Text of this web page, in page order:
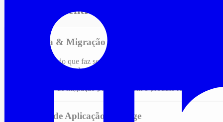
O que posso entregar
Arquitetura & Migração
Avaliação do que faz sentido mover para o edge e do que
Migração de borda com CDN, WAF e SSL for SaaS para a
Plataforma de Aplicação no Edge